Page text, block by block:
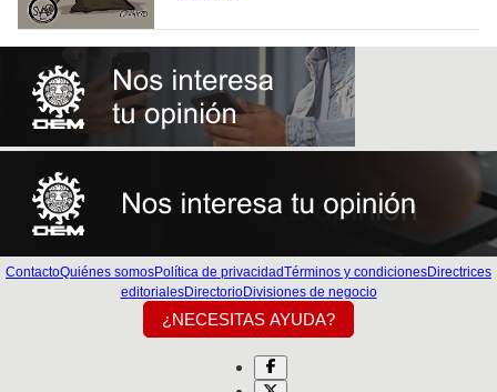
ContactoQuiénes somosPolítica de privacidadTérminos y condicionesDirectrices
editorialesDirectorioDivisiones de negocio
¿NECESITAS AYUDA?